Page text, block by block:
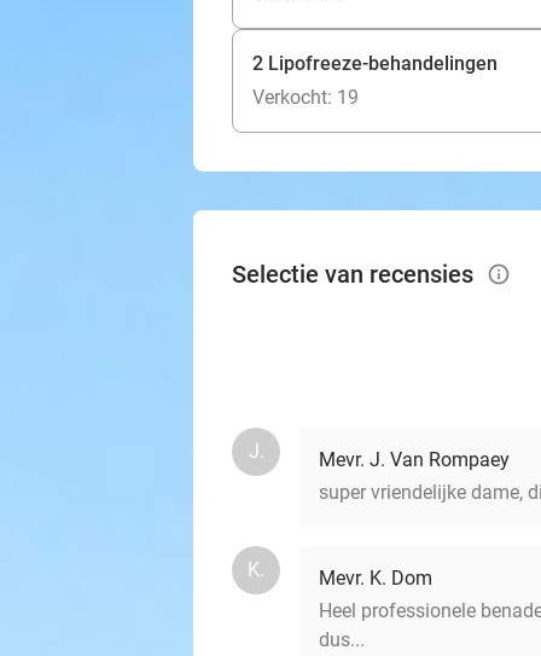
2 Lipofreeze-behandelingen
Verkocht: 19
Selectie van recensies info_outlined
J.
Mevr. J. Van Rompaey
super vriendelijke dame,
K.
Mevr. K. Dom
Heel professionele
dus...